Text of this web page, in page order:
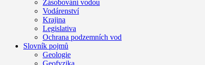
Zásobování vodou
Vodárenství
Krajina
Legislativa
Ochrana podzemních vod
Slovník pojmů
Geologie
Geofyzika